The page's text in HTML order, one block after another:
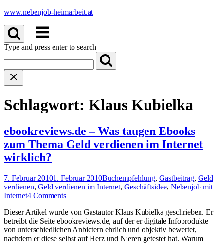
Skip
content
www.nebenjob-heimarbeit.at
Menu
Type and press enter to search
Schlagwort: Klaus Kubielka
ebookreviews.de – Was taugen Ebooks
zum Thema Geld verdienen im Internet
wirklich?
7. Februar 20101. Februar 2010Buchempfehlung, Gastbeitrag, Geld
verdienen, Geld verdienen im Internet, Geschäftsidee, Nebenjob mit
Internet4 Comments
Dieser Artikel wurde von Gastautor Klaus Kubielka geschrieben. Er
betreibt die Seite ebookreviews.de, auf der er digitale Infoprodukte
von unterschiedlichen Anbietern ehrlich und objektiv bewertet,
nachdem er diese selbst auf Herz und Nieren getestet hat. Warum